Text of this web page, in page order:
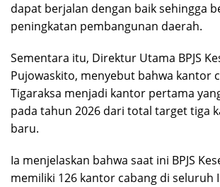
dapat berjalan dengan baik sehingga
peningkatan pembangunan daerah.
Sementara itu, Direktur Utama BPJS
Pujowaskito, menyebut bahwa kantor
Tigaraksa menjadi kantor pertama
pada tahun 2026 dari total target tiga
baru.
Ia menjelaskan bahwa saat ini BPJS
memiliki 126 kantor cabang di seluruh